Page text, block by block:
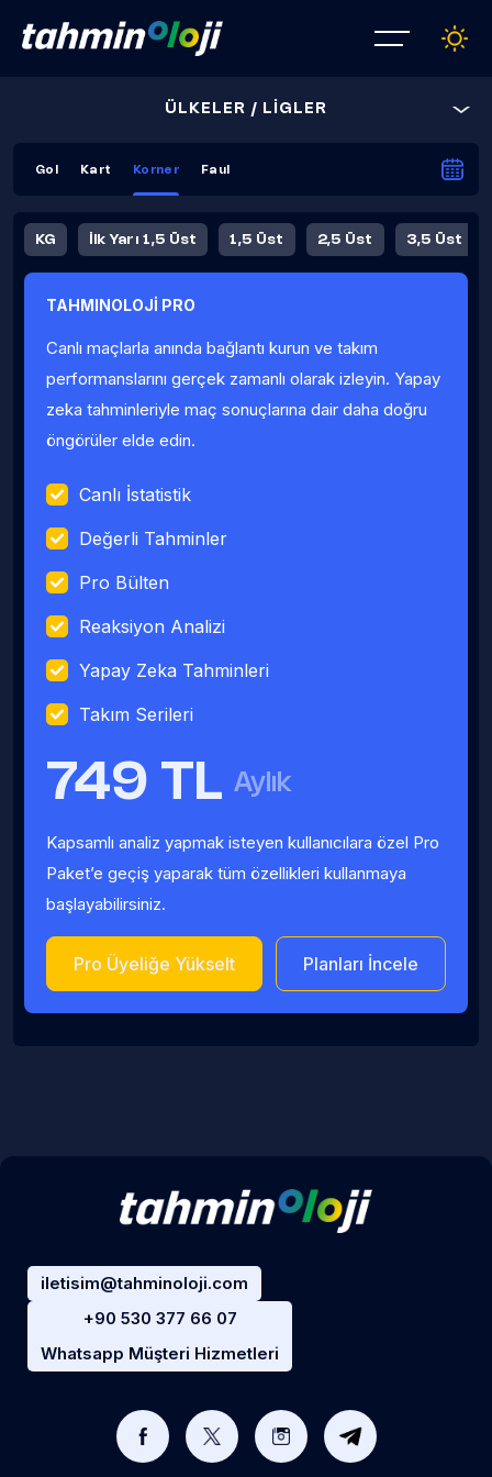
ÜLKELER / LİGLER
Gol Kart Korner Faul
KG İlk Yarı 1,5 Üst 1,5 Üst 2,5 Üst 3,5 Üst
Fauller Ortalama
TAHMINOLOJİ PRO
Canlı maçlarla anında bağlantı kurun ve takım
performanslarını gerçek zamanlı olarak izleyin. Yapay
zeka tahminleriyle maç sonuçlarına dair daha doğru
öngörüler elde edin.
Canlı İstatistik
Değerli Tahminler
Pro Bülten
Reaksiyon Analizi
Yapay Zeka Tahminleri
Takım Serileri
749 TL Aylık
Kapsamlı analiz yapmak isteyen kullanıcılara özel Pro
Paket’e geçiş yaparak tüm özellikleri kullanmaya
başlayabilirsiniz.
Pro Üyeliğe Yükselt Planları İncele
iletisim@tahminoloji.com
+90 530 377 66 07
Whatsapp Müşteri Hizmetleri